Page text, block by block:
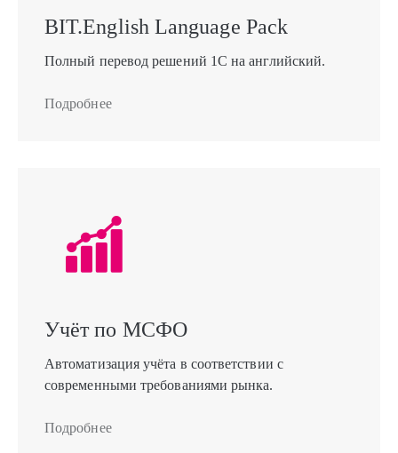
BIT.English Language Pack
Полный перевод решений 1С на английский.
Подробнее
Учёт по МСФО
Автоматизация учёта в соответствии с
современными требованиями рынка.
Подробнее